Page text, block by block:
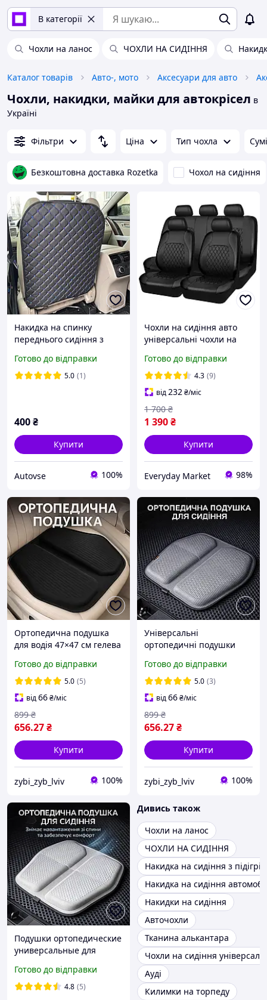
В категорії
Чохли на ланос ЧОХЛИ НА СИДІННЯ
Каталог товарів Авто-, мото Аксесуари для авто
Чохли, накидки, майки для автокрісел в
Україні
Фільтри Ціна Тип чохла
Безкоштовна доставка Rozetka Чохол на сидіння
Накидка на спинку
переднього сидіння з
Чорні з синім рядком
(заокруглена, без
Готово до відправки
5.0 (1)
400₴
Купити
Autovse 100%
Чохли на сидіння авто
універсальні чохли на
задні сидіння
Готово до відправки
4.3 (9)
від232₴/міс
1 390₴
1 700 ₴
Купити
Everyday Market 98%
Ортопедична подушка
для водія 47×47 см гелева
попу для сидіння в авто
та офісі
Готово до відправки
5.0 (5)
від66₴/міс
656.27₴
899 ₴
Купити
zybi_zyb_lviv 100%
Універсальні
ортопедичні подушки
автомобільне сидіння для
водія автомобіля для
офісного стільця темно-
сірі
Готово до відправки
5.0 (3)
від66₴/міс
656.27₴
899 ₴
Купити
zybi_zyb_lviv 100%
Подушки ортопедические
универсальные для
кресло подушка под попу
в авто 47см*47см для
Готово до відправки
4.8 (5)
Дивись також
Чохли на ланос
ЧОХЛИ НА СИДІННЯ
Накидка на сидіння з
Накидка на сидіння
Накидки на сидіння
Авточохли
Тканина алькантара
Чохли на сидіння
Ауді
Килимки на торпеду